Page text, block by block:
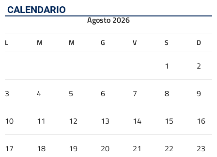
CALENDARIO
Agosto 2026
L M M G V S D
1 2
3 4 5 6 7 8 9
10 11 12 13 14 15 16
17 18 19 20 21 22 23